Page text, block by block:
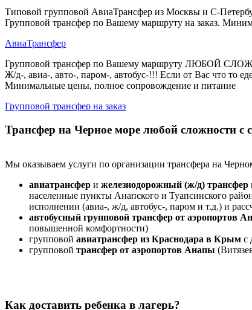
Типовой групповой АвиаТрансфер из Москвы и С-
Групповой трансфер по Вашему маршруту на заказ.
АвиаТрансфер
Групповой трансфер по Вашему маршруту ЛЮБОЙ
Ж/д-, авиа-, авто-, паром-, автобус-!!! Если от Вас что то
Минимальные цены, полное сопровождение и питание
Групповой трансфер на заказ
Трансфер на Черное море любой сложности с
Мы оказываем услуги по организации трансфера на
авиатрансфер и железнодорожный (ж/д) трансфер
населенные пункты Анапского и Туапсинского
исполнении (авиа-, ж/д, автобус-, паром и т.д.) и
автобусный групповой трансфер от аэропортов
повышенной комфортности)
групповой авиатрансфер из Краснодара в Крым с
групповой трансфер от аэропортов Анапы
Как доставить ребенка в лагерь?